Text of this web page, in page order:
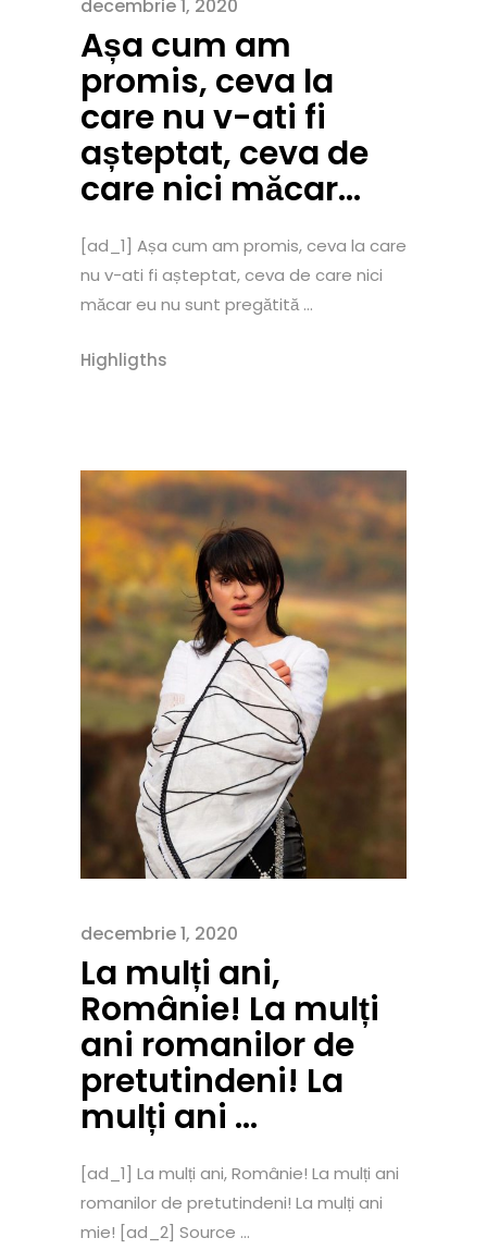
decembrie 1, 2020
Așa cum am
promis, ceva la
care nu v-ati fi
așteptat, ceva de
care nici măcar…
[ad_1] Așa cum am promis, ceva la care
nu v-ati fi așteptat, ceva de care nici
măcar eu nu sunt pregătită ...
Highligths
decembrie 1, 2020
La mulți ani,
Românie! La mulți
ani romanilor de
pretutindeni! La
mulți ani …
[ad_1] La mulți ani, Românie! La mulți ani
romanilor de pretutindeni! La mulți ani
mie! [ad_2] Source ...